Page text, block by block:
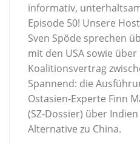
informativ,
Episode 50! Unsere
Sven Spöde sprechen
mit den USA sowie
Koalitionsvertrag
Spannend: die
Ostasien‑Experte Finn
(SZ‑Dossier) über
Alternative zu China.